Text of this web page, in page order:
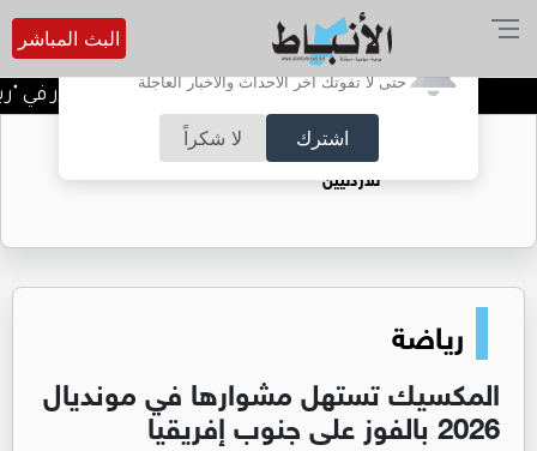
أترغب في تفعيل الإشعارات؟
حتى لا تفوتك آخر الأحداث والأخبار العاجلة
اشترك لا شكراً
البث المباشر
كثيرون لا يستخدمونه .. زر في
حقل الريشة حين يتحول الغاز إلى فرص عمل
للأردنيين
رياضة
المكسيك تستهل مشوارها في مونديال
2026 بالفوز على جنوب إفريقيا